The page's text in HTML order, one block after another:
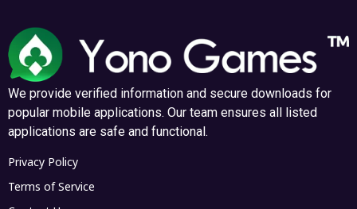
We provide verified information and secure downloads for
popular mobile applications. Our team ensures all listed
applications are safe and functional.
Privacy Policy
Terms of Service